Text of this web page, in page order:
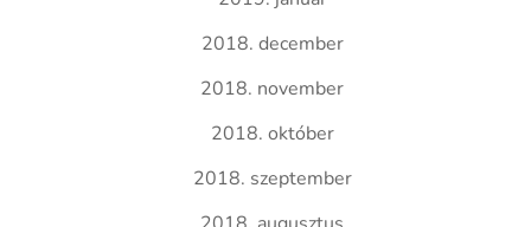
2018. december
2018. november
2018. október
2018. szeptember